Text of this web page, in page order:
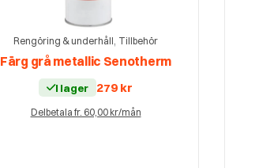
Rengöring & underhåll, Tillbehör
Färg grå metallic Senotherm
I lager 279 kr
Delbetala fr. 60,00 kr/mån